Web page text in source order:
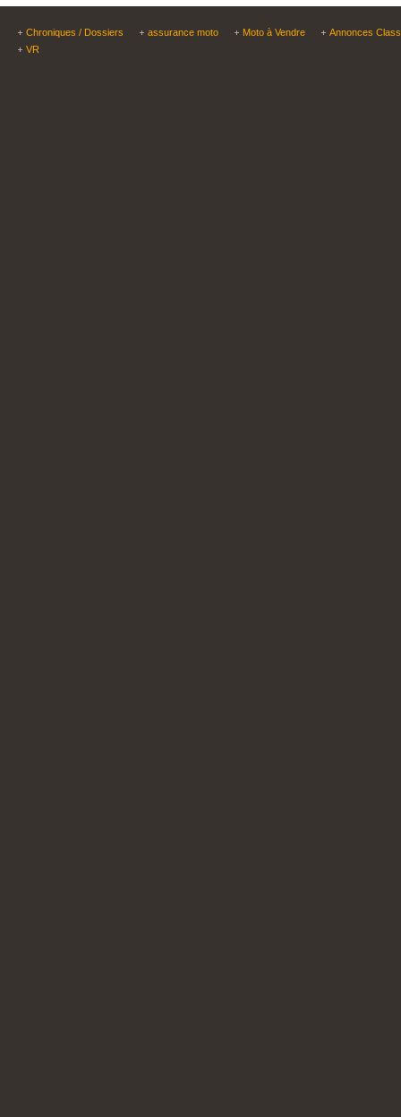
Chroniques / Dossiers assurance moto Moto à Vendre
Annonces
VR